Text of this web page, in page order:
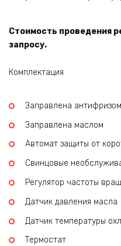
Стоимость проведения
запросу.
Комплектация
Заправлена
Заправлена маслом
Автомат защиты от
Свинцовые
Регулятор частоты
Датчик давления масла
Датчик температуры
Термостат